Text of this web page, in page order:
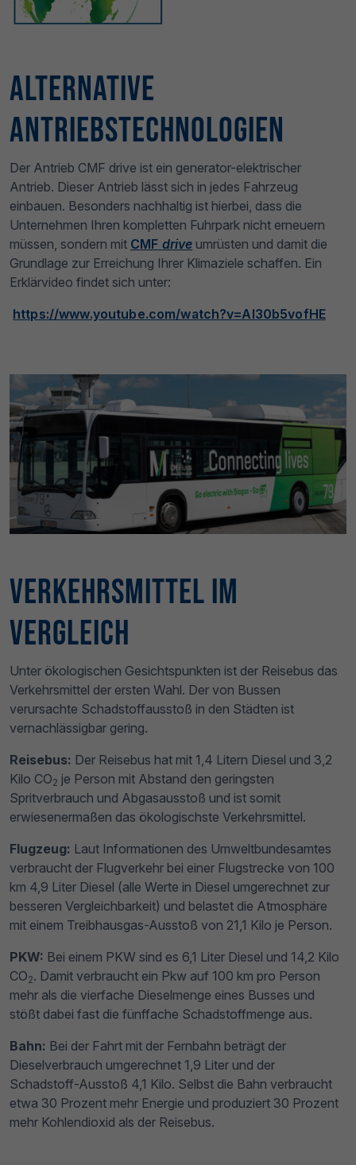
Alternative
Antriebstechnologien
Der Antrieb CMF drive ist ein generator-elektrischer
Antrieb. Dieser Antrieb lässt sich in jedes Fahrzeug
einbauen. Besonders nachhaltig ist hierbei, dass die
Unternehmen Ihren kompletten Fuhrpark nicht erneuern
müssen, sondern mit CMF drive umrüsten und damit die
Grundlage zur Erreichung Ihrer Klimaziele schaffen. Ein
Erklärvideo findet sich unter:
https://www.youtube.com/watch?v=Al30b5vofHE
Verkehrsmittel im
Vergleich
Unter ökologischen Gesichtspunkten ist der Reisebus das
Verkehrsmittel der ersten Wahl. Der von Bussen
verursachte Schadstoffausstoß in den Städten ist
vernachlässigbar gering.
Reisebus: Der Reisebus hat mit 1,4 Litern Diesel und 3,2
Kilo CO2 je Person mit Abstand den geringsten
Spritverbrauch und Abgasausstoß und ist somit
erwiesenermaßen das ökologischste Verkehrsmittel.
Flugzeug: Laut Informationen des Umweltbundesamtes
verbraucht der Flugverkehr bei einer Flugstrecke von 100
km 4,9 Liter Diesel (alle Werte in Diesel umgerechnet zur
besseren Vergleichbarkeit) und belastet die Atmosphäre
mit einem Treibhausgas-Ausstoß von 21,1 Kilo je Person.
PKW: Bei einem PKW sind es 6,1 Liter Diesel und 14,2 Kilo
CO2. Damit verbraucht ein Pkw auf 100 km pro Person
mehr als die vierfache Dieselmenge eines Busses und
stößt dabei fast die fünffache Schadstoffmenge aus.
Bahn: Bei der Fahrt mit der Fernbahn beträgt der
Dieselverbrauch umgerechnet 1,9 Liter und der
Schadstoff-Ausstoß 4,1 Kilo. Selbst die Bahn verbraucht
etwa 30 Prozent mehr Energie und produziert 30 Prozent
mehr Kohlendioxid als der Reisebus.